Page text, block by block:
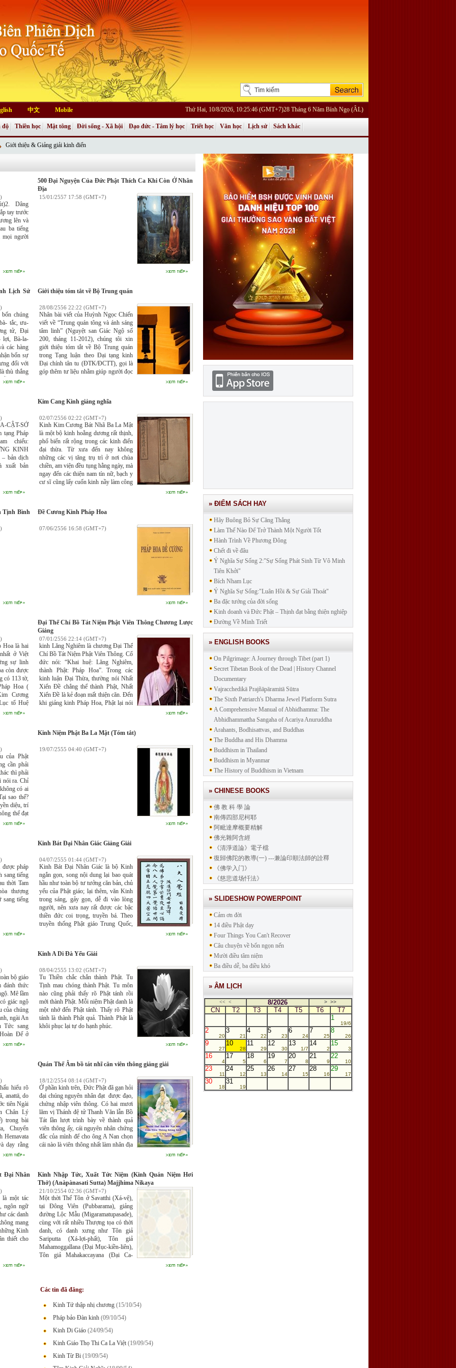
中文 Mobile Thứ Hai, 10/8/2026, 10:25:46 (GMT+7)28 Tháng 6 Năm Bính Ngọ (ÂL)
Giới thiệu & Giảng giải kinh điển
độ Thiền học Mật tông Đời sống - Xã hội Đạo đức - Tâm lý học Triết học Văn học Lịch sử Sách khác
Dâng
tay trước
lên và
ba tiếng
mọi người
500 Đại Nguyện Của Đức Phật Thích Ca Khi Còn Ở Nhân
Địa
15/01/2557 17:58 (GMT+7)
Lịch Sử
chúng
tắc, ưu-
tử, Đại
lợi, Bà-la-
các hàng
bốn sự
đối với
thù thắng
giống
mười
Túc,
Thượng
Thiên
chung,
nhãn, lục
cùng các
thuyết
rốt sau
trọn đủ
Giới thiệu tóm tắt về Bộ Trung quán
28/08/2556 22:22 (GMT+7)
Nhân bài viết của Huỳnh Ngọc Chiến
viết về “Trung quán tông và ánh sáng
tâm linh” (Nguyệt san Giác Ngộ số
200, tháng 11-2012), chúng tôi xin
giới thiệu tóm tắt về Bộ Trung quán
trong Tạng luận theo Đại tạng kinh
Đại chính tân tu (ĐTK/ĐCTT), gọi là
góp thêm tư liệu nhằm giúp người đọc
CẬT-SỞ
tạng Pháp
chiếu:
KINH
bản dịch
xuất bản
Kim Cang Kinh giảng nghĩa
02/07/2556 02:22 (GMT+7)
Kinh Kim Cương Bát Nhã Ba La Mật
là một bộ kinh hoằng dương rất thịnh,
phổ biến rất rộng trong các kinh điển
đại thừa. Từ xưa đến nay không
những các vị tăng trụ trì ở nơi chùa
chiền, am viện đều tụng hằng ngày, mà
ngay đến các thiện nam tín nữ, bạch y
cư sĩ cũng lấy cuốn kinh nầy làm công
Tịnh Bình
Đề Cương Kinh Pháp Hoa
07/06/2556 16:58 (GMT+7)
Hoa là hai
ở Việt
sự linh
còn được
có 113 tờ,
Hoa (
Cương
tổ Huệ
đến khi
cứu
Kim
vào Vô
Đại Thế Chí Bồ Tát Niệm Phật Viên Thông Chương Lược
Giảng
07/01/2556 22:14 (GMT+7)
kinh Lăng Nghiêm là chương Đại Thế
Chí Bồ Tát Niệm Phật Viên Thông. Cổ
đức nói: “Khai huệ: Lăng Nghiêm,
thành Phật: Pháp Hoa”. Trong các
kinh luận Đại Thừa, thường nói Nhất
Xiển Đề chẳng thể thành Phật, Nhất
Xiển Đề là kẻ đoạn mất thiện căn. Đến
khi giảng kinh Pháp Hoa, Phật lại nói
viên mãn rốt ráo, bởi thế nói “thành
của Phật
cần phải
thì phải
nói ra. Chỉ
có ai
sao thế?
diệu, trí
thể đạt
tát cũng
Kinh Niệm Phật Ba La Mật (Tóm tắt)
19/07/2555 04:40 (GMT+7)
pháp
sang tiếng
thời Tam
thượng
sang tiếng
Kinh Bát Đại Nhân Giác Giảng Giải
04/07/2555 01:44 (GMT+7)
Kinh Bát Đại Nhân Giác là bộ Kinh
ngắn gọn, song nội dung lại bao quát
hầu như toàn bộ tư tưởng căn bản, chủ
yếu của Phật giáo; lại thêm, văn Kinh
trong sáng, gảy gọn, dễ đi vào lòng
người, nên xưa nay rất được các bậc
thiền đức coi trọng, truyền bá. Theo
truyền thống Phật giáo Trung Quốc,
bộ giáo
đánh thức
Mê lầm
giác ngộ
của chúng
ngài An
Tức sang
Đế ở
tiên trích
Kinh A Di Đà Yếu Giải
08/04/2555 13:02 (GMT+7)
Tu Thiền chắc chắn thành Phật. Tu
Tịnh mau chóng thành Phật. Tu môn
nào cũng phải thấy rõ Phật tánh rồi
mới thành Phật. Mỗi niệm Phật danh là
một nhớ đến Phật tánh. Thấy rõ Phật
tánh là thành Phật quả. Thành Phật là
khôi phục lại tự do hạnh phúc.
hiểu rõ
anattā, do
tiên Ngài
Chân Lý
trong bài
Chuyển
Hemavata
dạy rằng
(nhãn,
và rõ ràng
Quán Thế Âm bồ tát nhĩ căn viên thông giảng giải
18/12/2554 08:14 (GMT+7)
Ở phần kinh trên, Đức Phật đã gạn hỏi
đại chúng nguyên nhân đạt được đạo,
chứng nhập viên thông. Có hai mươi
lăm vị Thánh đệ tử Thanh Văn lẫn Bồ
Tát lần lượt trình bày về thành quả
viên thông ấy, cái nguyên nhân chứng
đắc của mình để cho ông A Nan chọn
cái nào là viên thông nhất làm nhân địa
thành Thánh quả. N
Đại Nhân
một tác
ngôn ngữ
các danh
mang
Kinh
thiết cho
Kinh Nhập Tức, Xuất Tức Niệm (Kinh Quán Niệm Hơi
Thở) (Anàpànasati Sutta) Majjhima Nikaya
21/10/2554 02:36 (GMT+7)
Một thời Thế Tôn ở Savatthi (Xá-vệ),
tại Ðông Viên (Pubbarama), giảng
đường Lộc Mẫu (Migaramatupasade),
cùng với rất nhiều Thượng tọa có thời
danh, có danh xưng như Tôn giả
Sariputta (Xá-lợi-phất), Tôn giả
Mahamoggallana (Ðại Mục-kiền-liên),
Tôn giả Mahakaccayana (Ðại Ca-
Thuần-đà), Tôn giả Anuruddha (A-na-
Tôn giả Ananda (A-nan), cùng với
thời danh, có danh xưng.
Các tin đã đăng:
Kinh Tứ thập nhị chương (15/10/54)
Pháp bảo Đàn kinh (09/10/54)
Kinh Di Giáo (24/09/54)
Kinh Giáo Thọ Thi Ca La Việt (19/09/54)
Kinh Từ Bi (19/09/54)
» ĐIỂM SÁCH HAY
Hãy Buông Bỏ Sự Căng Thẳng
Làm Thế Nào Để Trở Thành Một Người Tốt
Hành Trình Về Phương Đông
Chết đi về đâu
Ý Nghĩa Sự Sống 2:"Sự Sống Phát Sinh Từ Vô Minh
Tiên Khởi"
Bích Nham Lục
Ý Nghĩa Sự Sống:"Luân Hồi & Sự Giải Thoát"
Ba đặc tướng của đời sống
Kinh doanh và Đức Phật – Thịnh đạt bằng thiện nghiệp
Đường Về Minh Triết
» ENGLISH BOOKS
On Pilgrimage: A Journey through Tibet (part 1)
Secret Tibetan Book of the Dead | History Channel
Documentary
Vajracchedikā Prajñāpāramitā Sūtra
The Sixth Patriarch's Dharma Jewel Platform Sutra
A Comprehensive Manual of Abhidhamma: The
Abhidhammattha Sangaha of Acariya Anuruddha
Arahants, Bodhisattvas, and Buddhas
The Buddha and His Dhamma
Buddhism in Thailand
Buddhism in Myanmar
The History of Buddhism in Vietnam
» CHINESE BOOKS
佛 教 科 學 論
南傳四部尼柯耶
阿毗達摩概要精解
佛光雜阿含經
《清淨道論》電子檔
復歸佛陀的教導(一) ---兼論印順法師的詮釋
《佛学入门》
《慈悲道场忏法》
» SLIDESHOW POWERPOINT
Cảm ơn đời
14 điều Phật dạy
Four Things You Can't Recover
Câu chuyện về bốn ngọn nến
Mười điều tâm niệm
Ba điều dễ, ba điều khó
» ÂM LỊCH
<< < 8/2026 > >>
CN T2 T3 T4 T5 T6
T7
1
19/6
2
20
3
21
4
22
5
23
6
24
7
25
8
26
9
27
10
28
11
29
12
30
13
1/7
14
2
15
3
16
4
17
5
18
6
19
7
20
8
21
9
22
10
23
11
24
12
25
13
26
14
27
15
28
16
29
17
30
18
31
19